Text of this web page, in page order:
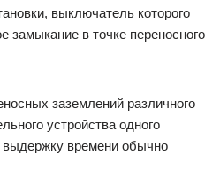
выключатель которого
замыкание в точке переносного
заземлений различного
устройства одного
выдержку времени обычно